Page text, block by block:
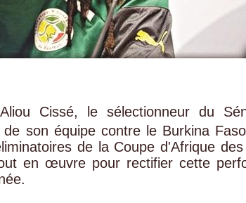
Cissé, le sélectionneur du
son équipe contre le Burkina
de la Coupe d'Afrique
en œuvre pour rectifier cette